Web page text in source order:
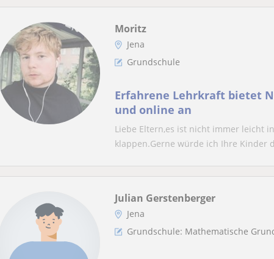
Moritz
Jena
Grundschule
Erfahrene Lehrkraft bietet
und online an
Liebe Eltern,es ist nicht immer leicht
klappen.Gerne würde ich Ihre Kinder
Julian Gerstenberger
Jena
Grundschule: Mathematische